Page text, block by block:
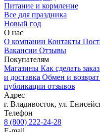
Питание и кормление
Все для праздника
Новый год
О нас
О компании Контакты
Вакансии Отзывы
Покупателям
Магазины Как сделать заказ
и доставка Обмен и возврат
публикации отзывов
Адрес
г. Владивосток, ул.
Телефон
8 (800) 222-24-28